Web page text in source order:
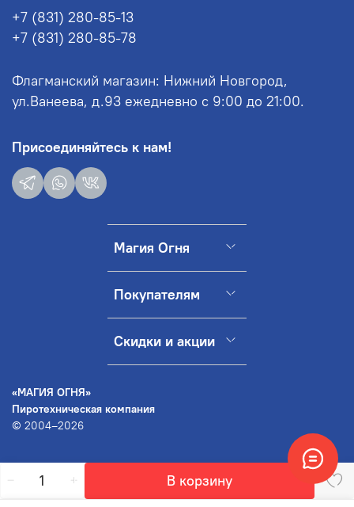
В корзину
Магия Огня
Покупателям
Скидки и акции
+7 (831) 280-85-13
+7 (831) 280-85-78
Флагманский магазин: Нижний Новгород,
ул.Ванеева, д.93 ежедневно с 9:00 до 21:00.
Присоединяйтесь к нам!
«МАГИЯ ОГНЯ»
Пиротехническая компания
© 2004–2026